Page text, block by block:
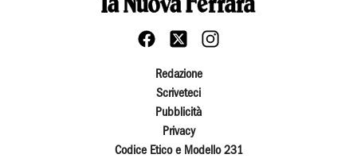
Redazione
Scriveteci
Pubblicità
Privacy
Codice Etico e Modello 231